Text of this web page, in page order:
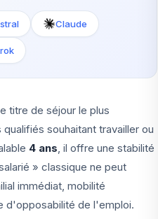
Claude
titre de séjour le plus
souhaitant travailler ou
4 ans, il offre une stabilité
» classique ne peut
immédiat, mobilité
d'opposabilité de l'emploi.